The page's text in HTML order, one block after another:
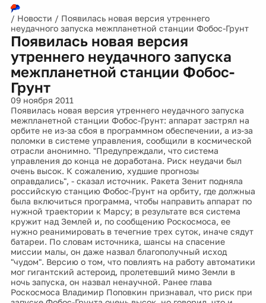
/ Новости / Появилась новая версия утреннего
неудачного запуска межпланетной станции Фобос-Грунт
Появилась новая версия
утреннего неудачного запуска
межпланетной станции Фобос-
Грунт
09 ноября 2011
Появилась новая версия утреннего неудачного запуска
межпланетной станции Фобос-Грунт: аппарат застрял на
орбите не из-за сбоя в программном обеспечении, а из-за
поломки в системе управления, сообщили в космической
отрасли анонимно. "Предупреждали, что система
управления до конца не доработана. Риск неудачи был
очень высок. К сожалению, худшие прогнозы
оправдались", - сказал источник. Ракета Зенит подняла
российскую станцию Фобос-Грунт на орбиту, где должныа
была включиться программа, чтобы направить аппарат по
нужной траектории к Марсу; в результате вся система
кружит над Землей и, по сообщению Роскосмоса, ее
нужно реанимировать в течегние трех суток, иначе сядут
батареи. По словам источника, шансы на спасение
миссии малы, он даже назвал благополучный исход
"чудом". Версию о том, что повлиять на работу автоматики
мог гигантский астероид, пролетевший мимо Земли в
ночь запуска, он назвал ненаучной. Ранее глава
Роскосмоса Владимир Поповкин признавал, что риск при